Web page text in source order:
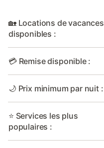
🏡 Locations de vacances
disponibles :
💳 Remise disponible :
🌙 Prix minimum par nuit :
⭐ Services les plus
populaires :